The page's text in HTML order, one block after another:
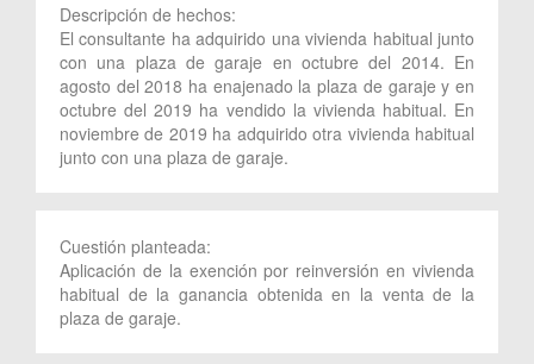
Descripción de hechos:
El consultante ha adquirido una vivienda habitual junto
con una plaza de garaje en octubre del 2014. En
agosto del 2018 ha enajenado la plaza de garaje y en
octubre del 2019 ha vendido la vivienda habitual. En
noviembre de 2019 ha adquirido otra vivienda habitual
junto con una plaza de garaje.
Cuestión planteada:
Aplicación de la exención por reinversión en vivienda
habitual de la ganancia obtenida en la venta de la
plaza de garaje.